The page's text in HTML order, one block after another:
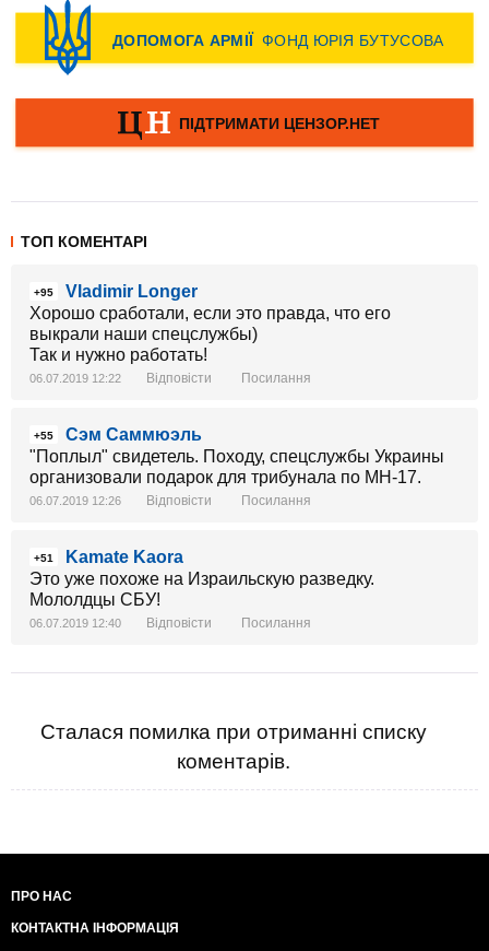
ТОП КОМЕНТАРІ
+95
Vladimir Longer
Хорошо сработали, если это правда, что его
выкрали наши спецслужбы)
Так и нужно работать!
06.07.2019 12:22 Відповісти Посилання
+55
Сэм Саммюэль
"Поплыл" свидетель. Походу, спецслужбы Украины
организовали подарок для трибунала по МН-17.
06.07.2019 12:26 Відповісти Посилання
+51
Kamate Kaora
Это уже похоже на Израильскую разведку.
Мололдцы СБУ!
06.07.2019 12:40 Відповісти Посилання
Сталася помилка при отриманні списку
коментарів.
ПРО НАС
КОНТАКТНА ІНФОРМАЦІЯ